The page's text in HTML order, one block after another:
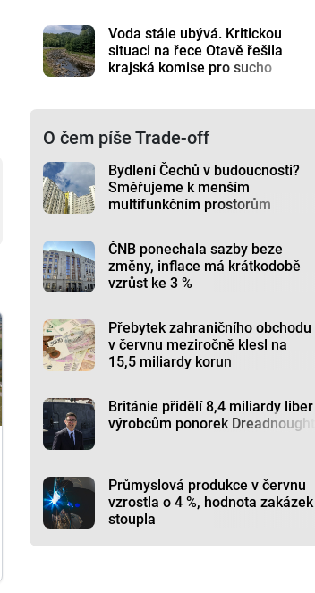
Voda stále ubývá. Kritickou
situaci na řece Otavě řešila
krajská komise pro sucho
O čem píše Trade-off
Bydlení Čechů v budoucnosti?
Směřujeme k menším
multifunkčním prostorům
ČNB ponechala sazby beze
změny, inflace má krátkodobě
vzrůst ke 3 %
Přebytek zahraničního obchodu
v červnu meziročně klesl na
15,5 miliardy korun
Británie přidělí 8,4 miliardy liber
výrobcům ponorek Dreadnought
Průmyslová produkce v červnu
vzrostla o 4 %, hodnota zakázek
stoupla